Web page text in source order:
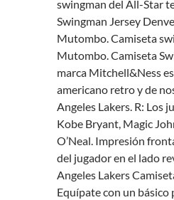
swingman del All-Star
Swingman Jersey
Mutombo. Camiseta
Mutombo. Camiseta
marca Mitchell&Ness
americano retro y de
Angeles Lakers. R: Los
Kobe Bryant, Magic
O’Neal. Impresión
del jugador en el lado
Angeles Lakers
Equípate con un básico